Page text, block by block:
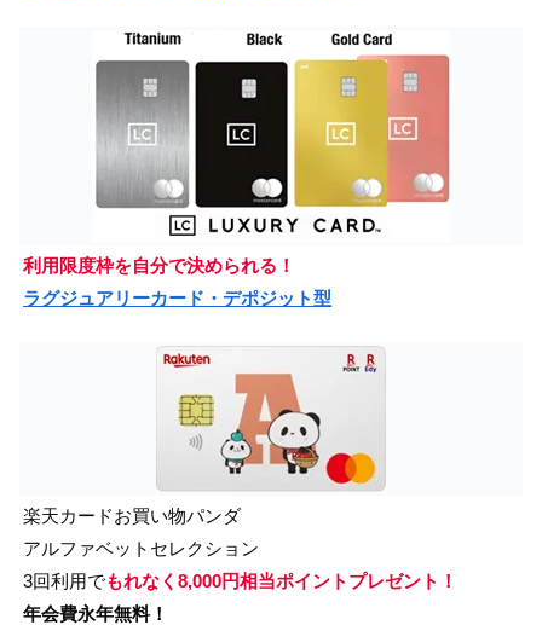
利用限度枠を自分で決められる！
ラグジュアリーカード・デポジット型
楽天カードお買い物パンダ
アルファベットセレクション
3回利用でもれなく8,000円相当ポイントプレゼント！
年会費永年無料！